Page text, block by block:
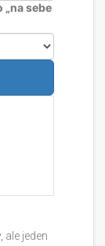
sebe
ale jeden